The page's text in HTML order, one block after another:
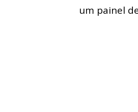
um painel